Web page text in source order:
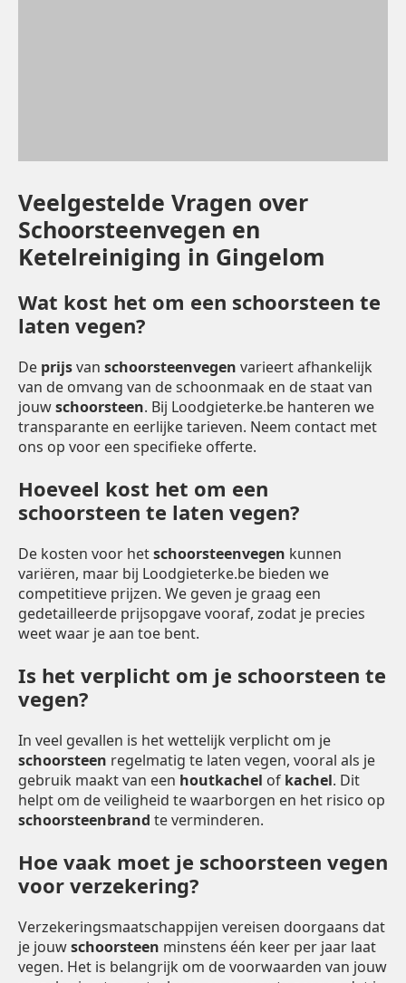
Veelgestelde Vragen over
Schoorsteenvegen en
Ketelreiniging in Gingelom
Wat kost het om een schoorsteen te
laten vegen?
De prijsvan schoorsteenvegen varieert afhankelijk
van de omvang van de schoonmaak en de staat van
jouwschoorsteen. Bij Loodgieterke.be hanteren we
transparante en eerlijke tarieven. Neem contact met
ons op voor een specifieke offerte.
Hoeveel kost het om een
schoorsteen te laten vegen?
De kosten voor hetschoorsteenvegen kunnen
variëren, maar bij Loodgieterke.be bieden we
competitieve prijzen. We geven je graag een
gedetailleerde prijsopgave vooraf, zodat je precies
weet waar je aan toe bent.
Is het verplicht om je schoorsteen te
vegen?
In veel gevallen is het wettelijk verplicht om je
schoorsteen regelmatig te laten vegen, vooral als je
gebruik maakt van een houtkachel of kachel. Dit
helpt om de veiligheid te waarborgen en het risico op
schoorsteenbrand te verminderen.
Hoe vaak moet je schoorsteen vegen
voor verzekering?
Verzekeringsmaatschappijen vereisen doorgaans dat
je jouwschoorsteen minstens één keer per jaar laat
vegen. Het is belangrijk om de voorwaarden van jouw